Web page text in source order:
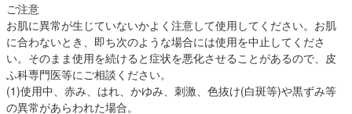
ご注意
お肌に異常が生じていないかよく注意して使用してください。お肌
に合わないとき、即ち次のような場合には使用を中止してくださ
い。そのまま使用を続けると症状を悪化させることがあるので、皮
ふ科専門医等にご相談ください。
(1)使用中、赤み、はれ、かゆみ、刺激、色抜け(白斑等)や黒ずみ等
の異常があらわれた場合。